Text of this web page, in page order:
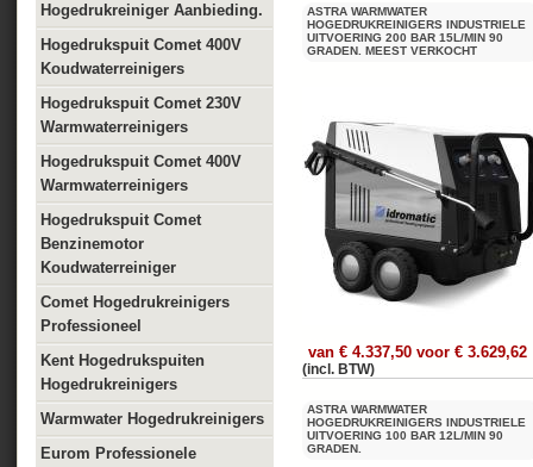
Hogedrukreiniger Aanbieding.
Hogedrukspuit Comet 400V
Koudwaterreinigers
Hogedrukspuit Comet 230V
Warmwaterreinigers
Hogedrukspuit Comet 400V
Warmwaterreinigers
Hogedrukspuit Comet
Benzinemotor
Koudwaterreiniger
Comet Hogedrukreinigers
Professioneel
Kent Hogedrukspuiten
Hogedrukreinigers
Warmwater Hogedrukreinigers
Eurom Professionele
ASTRA WARMWATER
HOGEDRUKREINIGERS INDUSTRIELE
UITVOERING 200 BAR 15L/MIN 90
GRADEN. MEEST VERKOCHT
van € 4.337,50 voor € 3.629,62
(incl. BTW)
ASTRA WARMWATER
HOGEDRUKREINIGERS INDUSTRIELE
UITVOERING 100 BAR 12L/MIN 90
GRADEN.